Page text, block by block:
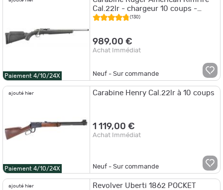
Paiement 4/10/24X
Cal.22lr - chargeur 10 coups -
canon 46cm filete 1/2-28" noire
(130)
989,00 €
Achat Immédiat
Neuf - Sur commande
ajouté hier
Paiement 4/10/24X
Carabine Henry Cal.22lr à 10 coups
1 119,00 €
Achat Immédiat
Neuf - Sur commande
ajouté hier
Revolver Uberti 1862 POCKET